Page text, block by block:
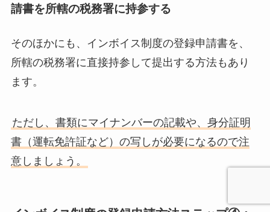
請書を所轄の税務署に持参する
そのほかにも、インボイス制度の登録申請書を、
所轄の税務署に直接持参して提出する方法もあり
ます。
ただし、書類にマイナンバーの記載や、身分証明
書（運転免許証など）の写しが必要になるので注
意しましょう。